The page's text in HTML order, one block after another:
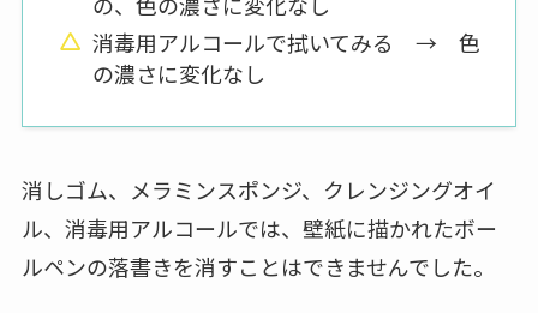
消毒用アルコールで拭いてみる → 色
の濃さに変化なし
消しゴム、メラミンスポンジ、クレンジングオイ
ル、消毒用アルコールでは、壁紙に描かれたボー
ルペンの落書きを消すことはできませんでした。